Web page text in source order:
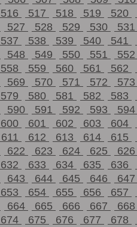
516 517 518 519 520
527 528 529 530 531
537 538 539 540 541
548 549 550 551 552
558 559 560 561 562
569 570 571 572 573
579 580 581 582 583
590 591 592 593 594
600 601 602 603 604
611 612 613 614 615
622 623 624 625 626
632 633 634 635 636
643 644 645 646 647
653 654 655 656 657
664 665 666 667 668
674 675 676 677 678